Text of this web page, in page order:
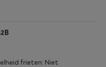
frieten: Niet